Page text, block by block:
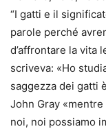
“I gatti e il
parole perché
d’affrontare la vita
scriveva: «Ho
saggezza dei gatti
John Gray
noi, noi possiamo